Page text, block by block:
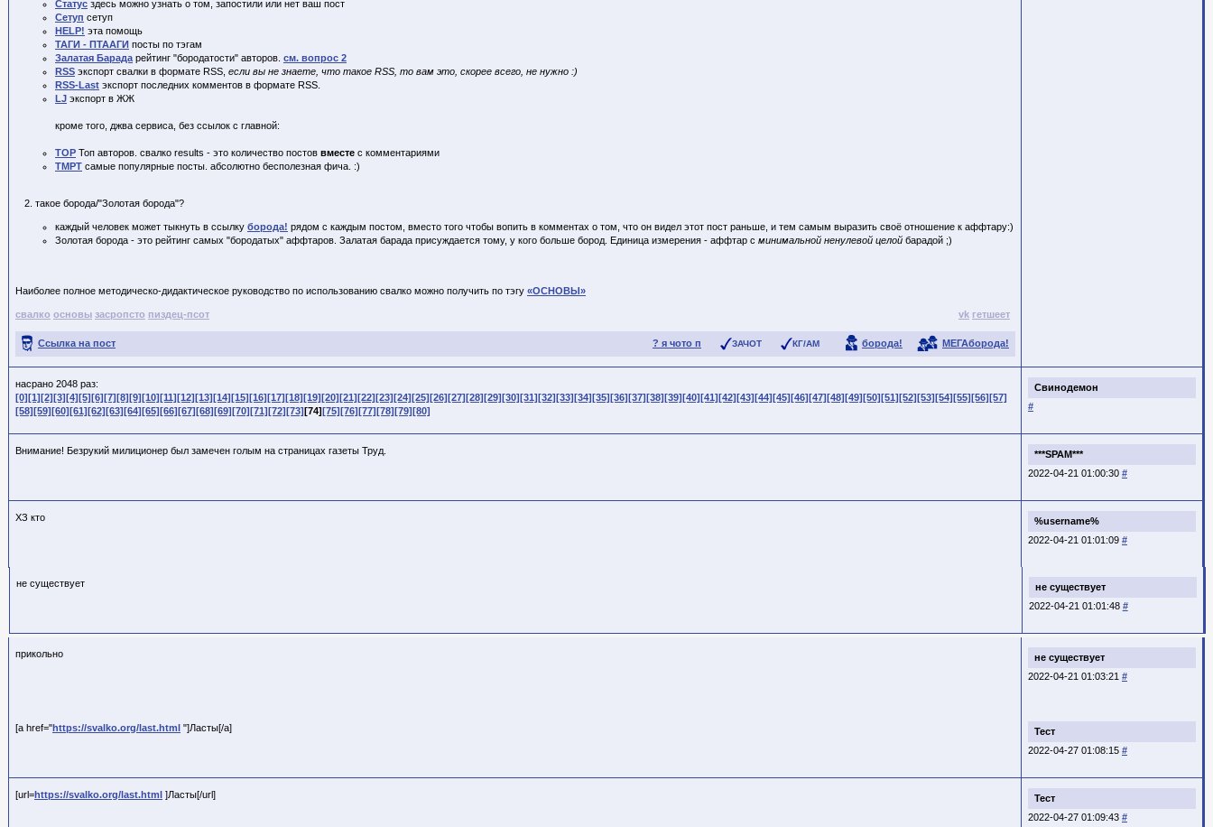
Статус здесь можно узнать о том, запостили или нет ваш пост
Сетуп сетуп
HELP! эта помощь
ТАГИ - ПТААГИ посты по тэгам
Залатая Барада рейтинг "бородатости" авторов. см. вопрос 2
RSS экспорт свалки в формате RSS, если вы не знаете, что такое RSS, то вам это, скорее всего, не нужно :)
RSS-Last экспорт последних комментов в формате RSS.
LJ экспорт в ЖЖ
кроме того, джва сервиса, без ссылок с главной:
TOP Топ авторов. свалко results - это количество постов вместе с комментариями
TMPT самые популярные посты. абсолютно бесполезная фича. :)
такое борода/"Золотая борода"?
каждый человек может тыкнуть в ссылку борода! рядом с каждым постом, вместо того чтобы вопить в комментах о том, что он видел этот пост раньше, и тем самым выразить своё отношение к аффтару:)
Золотая борода - это рейтинг самых "бородатых" аффтаров. Залатая барада присуждается тому, у кого больше бород. Единица измерения - аффтар с минимальной ненулевой целой барадой ;)
Наиболее полное методическо-дидактическое руководство по использованию свалко можно получить по тэгу «ОСНОВЫ»
свалко основы засропсто пиздец-псот vk гетшеет
? я чото п ЗАЧОТ КГ/АМ борода! МЕГАборода!
Ссылка на пост
Свинодемон
#
насрано 2048 раз:
[0][1][2][3][4][5][6][7][8][9][10][11][12][13][14][15][16][17][18][19][20][21][22][23][24][25][26][27][28][29][30][31][32][33][34][35][36][37][38][39][40][41][42][43][44][45][46][47][48][49][50][51][52][53][54][55][56][57]
[58][59][60][61][62][63][64][65][66][67][68][69][70][71][72][73][74][75][76][77][78][79][80]
***SPAM***
2022-04-21 01:00:30 #
Внимание! Безрукий милиционер был замечен голым на страницах газеты Труд.
%username%
2022-04-21 01:01:09 #
ХЗ кто
не существует
2022-04-21 01:01:48#
не существует
не существует
2022-04-21 01:03:21#
прикольно
Тест
2022-04-27 01:08:15 #
[a href="https://svalko.org/last.html "]Ласты[/a]
Тест
2022-04-27 01:09:43 #
[url=https://svalko.org/last.html ]Ласты[/url]